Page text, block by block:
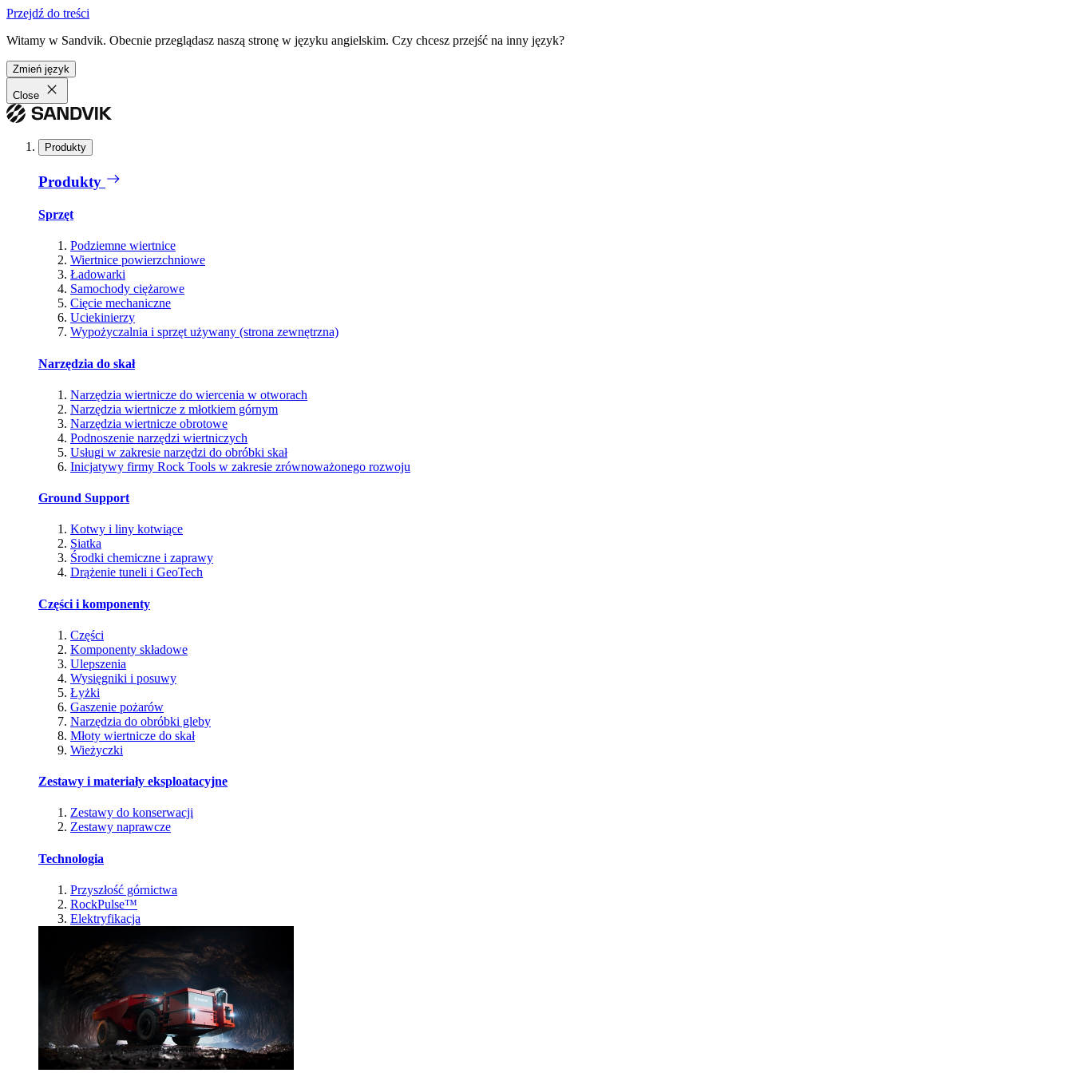
Przejdź do treści
Witamy w Sandvik. Obecnie przeglądasz naszą stronę w języku angielskim. Czy chcesz przejść na inny język?
Zmień język
Close
Produkty
Produkty
Sprzęt
Podziemne wiertnice
Wiertnice powierzchniowe
Ładowarki
Samochody ciężarowe
Cięcie mechaniczne
Uciekinierzy
Wypożyczalnia i sprzęt używany (strona zewnętrzna)
Narzędzia do skał
Narzędzia wiertnicze do wiercenia w otworach
Narzędzia wiertnicze z młotkiem górnym
Narzędzia wiertnicze obrotowe
Podnoszenie narzędzi wiertniczych
Usługi w zakresie narzędzi do obróbki skał
Inicjatywy firmy Rock Tools w zakresie zrównoważonego rozwoju
Ground Support
Kotwy i liny kotwiące
Siatka
Środki chemiczne i zaprawy
Drążenie tuneli i GeoTech
Części i komponenty
Części
Komponenty składowe
Ulepszenia
Wysięgniki i posuwy
Łyżki
Gaszenie pożarów
Narzędzia do obróbki gleby
Młoty wiertnicze do skał
Wieżyczki
Zestawy i materiały eksploatacyjne
Zestawy do konserwacji
Zestawy naprawcze
Technologia
Przyszłość górnictwa
RockPulse™
Elektryfikacja